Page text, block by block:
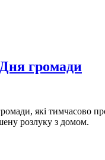
громади
які тимчасово
розлуку з домом.